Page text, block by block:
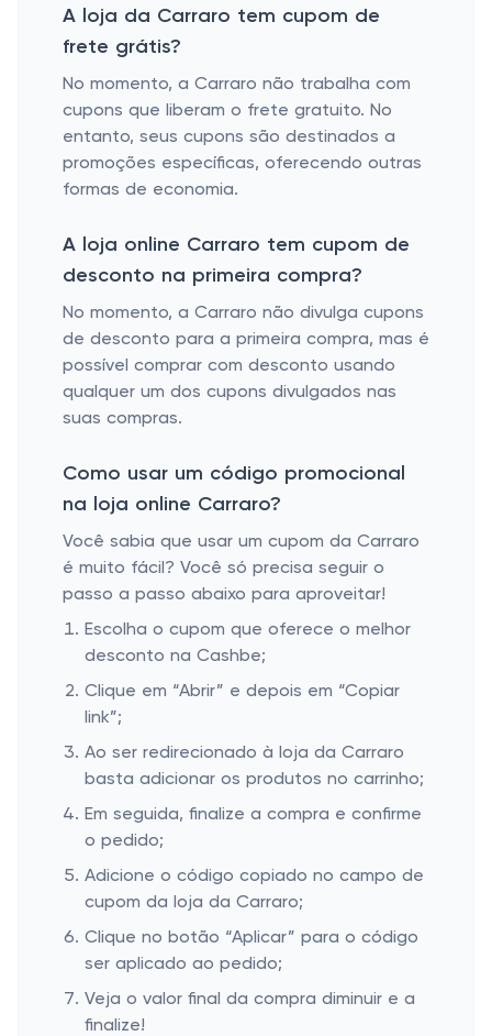
A loja da Carraro tem cupom de
frete grátis?
No momento, a Carraro não trabalha com
cupons que liberam o frete gratuito. No
entanto, seus cupons são destinados a
promoções específicas, oferecendo outras
formas de economia.
A loja online Carraro tem cupom de
desconto na primeira compra?
No momento, a Carraro não divulga cupons
de desconto para a primeira compra, mas é
possível comprar com desconto usando
qualquer um dos cupons divulgados nas
suas compras.
Como usar um código promocional
na loja online Carraro?
Você sabia que usar um cupom da Carraro
é muito fácil? Você só precisa seguir o
passo a passo abaixo para aproveitar!
Escolha o cupom que oferece o melhor
desconto na Cashbe;
Clique em “Abrir” e depois em “Copiar
link”;
Ao ser redirecionado à loja da Carraro
basta adicionar os produtos no carrinho;
Em seguida, finalize a compra e confirme
o pedido;
Adicione o código copiado no campo de
cupom da loja da Carraro;
Clique no botão “Aplicar” para o código
ser aplicado ao pedido;
Veja o valor final da compra diminuir e a
finalize!